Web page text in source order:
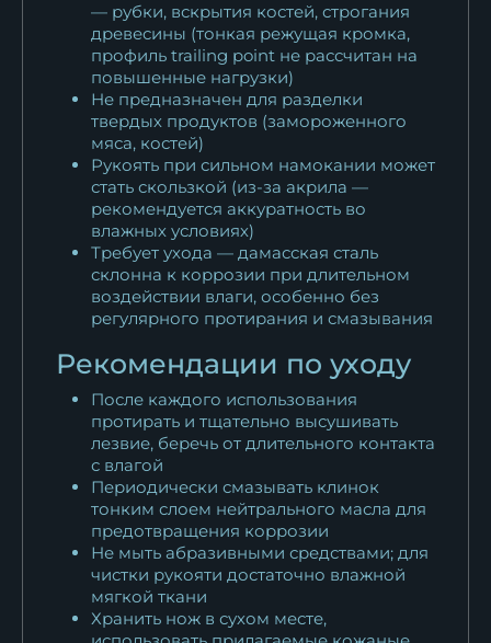
— рубки, вскрытия костей, строгания
древесины (тонкая режущая кромка,
профиль trailing point не рассчитан на
повышенные нагрузки)
Не предназначен для разделки
твердых продуктов (замороженного
мяса, костей)
Рукоять при сильном намокании может
стать скользкой (из-за акрила —
рекомендуется аккуратность во
влажных условиях)
Требует ухода — дамасская сталь
склонна к коррозии при длительном
воздействии влаги, особенно без
регулярного протирания и смазывания
Рекомендации по уходу
После каждого использования
протирать и тщательно высушивать
лезвие, беречь от длительного контакта
с влагой
Периодически смазывать клинок
тонким слоем нейтрального масла для
предотвращения коррозии
Не мыть абразивными средствами; для
чистки рукояти достаточно влажной
мягкой ткани
Хранить нож в сухом месте,